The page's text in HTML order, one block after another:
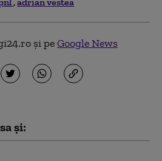
și peGoogle News
și: